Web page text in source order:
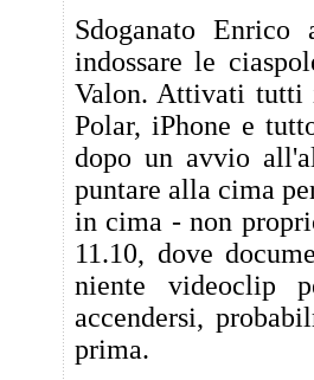
Sdoganato
indossare le
Valon. Attivati tutti
Polar, iPhone e
dopo un avvio
puntare alla cima
in cima - non
11.10, dove
niente videoclip
accendersi,
prima.